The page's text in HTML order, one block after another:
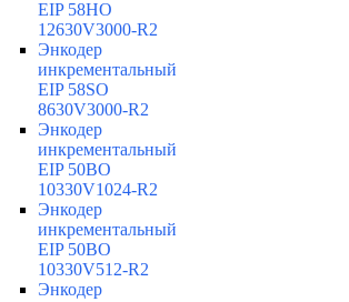
EIP 58HO
12630V3000-R2
Энкодер
инкрементальный
EIP 58SO
8630V3000-R2
Энкодер
инкрементальный
EIP 50BO
10330V1024-R2
Энкодер
инкрементальный
EIP 50BO
10330V512-R2
Энкодер